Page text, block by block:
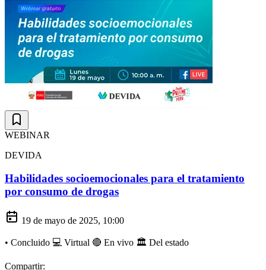
WEBINAR
DEVIDA
Habilidades socioemocionales para el tratamiento
por consumo de drogas
19 de mayo de 2025, 10:00
• Concluido 💻 Virtual 🔴 En vivo 🏛️ Del estado
Compartir: